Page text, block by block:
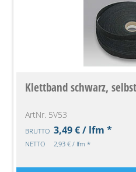
Klettband schwarz,
ArtNr. 5V53
BRUTTO 3,49 € / lfm *
NETTO 2,93 € / lfm *